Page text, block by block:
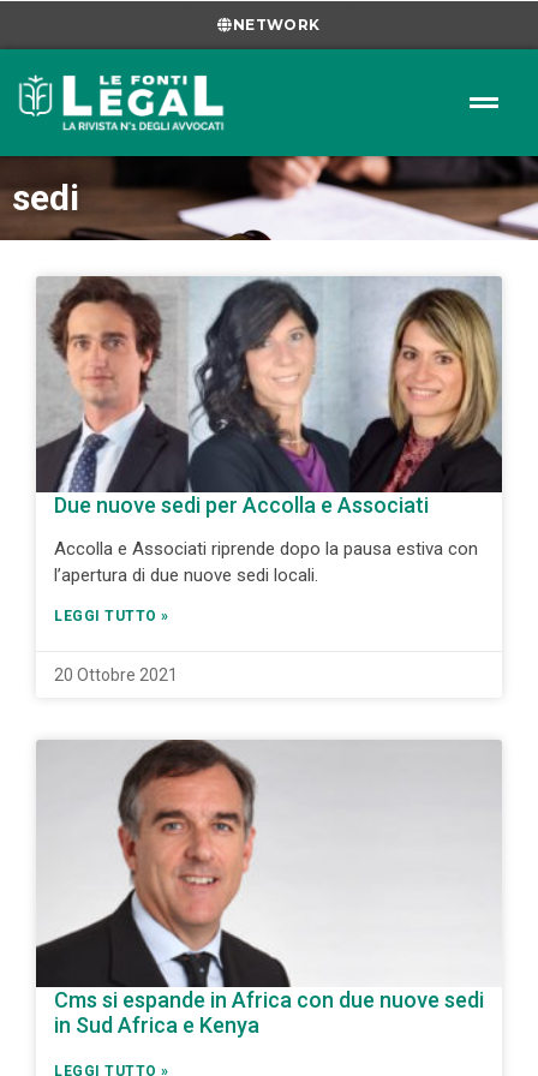
NETWORK
sedi
Due nuove sedi per Accolla e Associati
Accolla e Associati riprende dopo la pausa estiva con
l’apertura di due nuove sedi locali.
LEGGI TUTTO »
20 Ottobre 2021
Cms si espande in Africa con due nuove sedi
in Sud Africa e Kenya
LEGGI TUTTO »